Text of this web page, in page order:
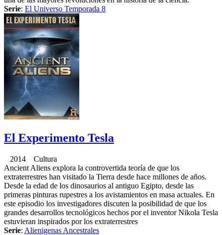
Serie: El Universo Temporada 8
El Experimento Tesla
2014 Cultura
Ancient Aliens explora la controvertida teoría de que los
extraterrestres han visitado la Tierra desde hace millones de años.
Desde la edad de los dinosaurios al antiguo Egipto, desde las
primeras pinturas rupestres a los avistamientos en masa actuales. En
este episodio los investigadores discuten la posibilidad de que los
grandes desarrollos tecnológicos hechos por el inventor Nikola Tesla
estuvieran inspirados por los extraterrestres
Serie: Alienigenas Ancestrales